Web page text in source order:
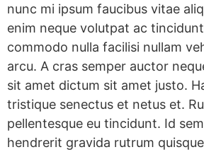
nunc mi ipsum faucibus vitae
enim neque volutpat ac
commodo nulla facilisi nullam
arcu. A cras semper auctor
sit amet dictum sit amet justo.
tristique senectus et netus et.
pellentesque eu tincidunt. Id
hendrerit gravida rutrum